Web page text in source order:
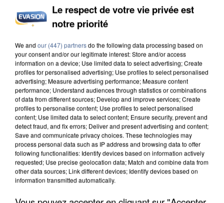
L’UN DES FONDATEURS SUPPOSÉS DE LA DZ
MAFIA INTERPELLÉ EN ALGÉRIE
Le respect de votre vie privée est
notre priorité
We and our (447) partnersdo the following data processing based on
your consent and/or our legitimate interest: Store and/or access
information on a device; Use limited data to select advertising; Create
profiles for personalised advertising; Use profiles to select personalised
advertising; Measure advertising performance; Measure content
performance; Understand audiences through statistics or combinations
of data from different sources; Develop and improve services; Create
profiles to personalise content; Use profiles to select personalised
content; Use limited data to select content; Ensure security, prevent and
detect fraud, and fix errors; Deliver and present advertising and content;
Save and communicate privacy choices. These technologies may
process personal data such as IP address and browsing data to offer
following functionalities: Identify devices based on information actively
requested; Use precise geolocation data; Match and combine data from
other data sources; Link different devices; Identify devices based on
information transmitted automatically.